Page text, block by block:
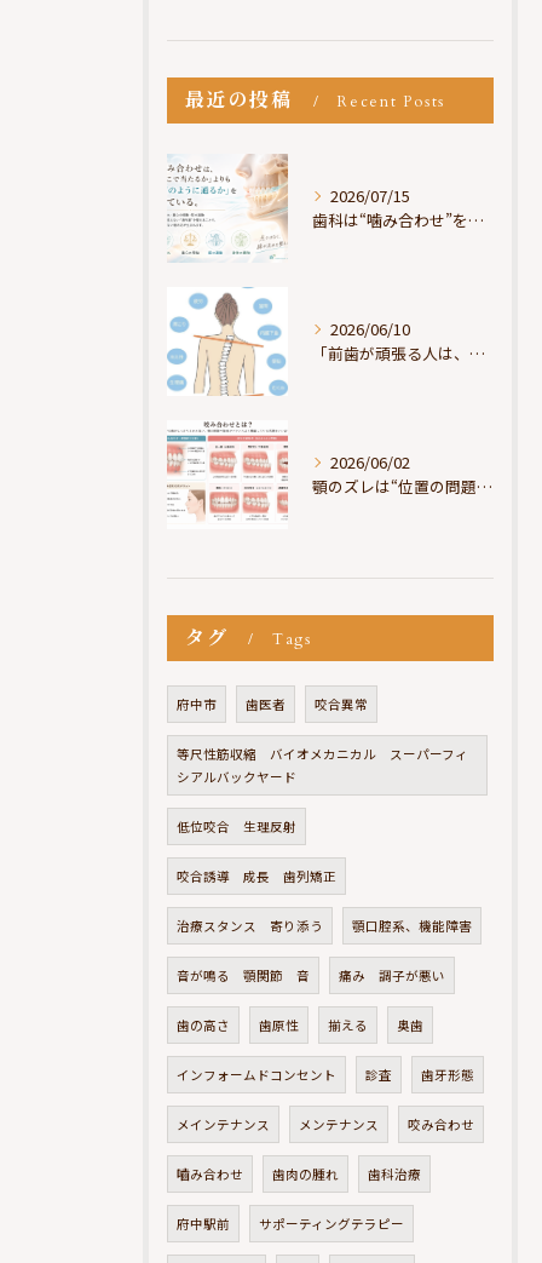
最近の投稿 Recent Posts
2026/07/15
歯科は“噛み合わせ”を見ているが、身体は“通り道”を見ている
2026/06/10
「前歯が頑張る人は、だいたい疲れている」
2026/06/02
顎のズレは“位置の問題”ではなく“選択の問題”
タグ Tags
府中市 歯医者 咬合異常
等尺性筋収縮 バイオメカニカル スーパーフィ
シアルバックヤード
低位咬合 生理反射
咬合誘導 成長 歯列矯正
治療スタンス 寄り添う 顎口腔系、機能障害
音が鳴る 顎関節 音 痛み 調子が悪い
歯の高さ 歯原性 揃える 奥歯
インフォームドコンセント 診査 歯牙形態
メインテナンス メンテナンス 咬み合わせ
嚙み合わせ 歯肉の腫れ 歯科治療
府中駅前 サポーティングテラピー